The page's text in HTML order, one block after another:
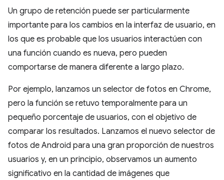
Un grupo de retención puede ser particularmente
importante para los cambios en la interfaz de usuario, en
los que es probable que los usuarios interactúen con
una función cuando es nueva, pero pueden
comportarse de manera diferente a largo plazo.
Por ejemplo, lanzamos un selector de fotos en Chrome,
pero la función se retuvo temporalmente para un
pequeño porcentaje de usuarios, con el objetivo de
comparar los resultados. Lanzamos el nuevo selector de
fotos de Android para una gran proporción de nuestros
usuarios y, en un principio, observamos un aumento
significativo en la cantidad de imágenes que